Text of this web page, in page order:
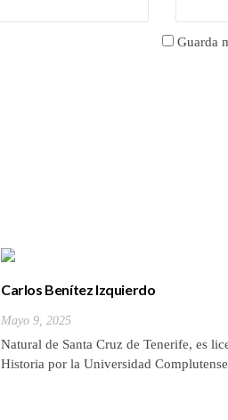
Guarda
Carlos Benítez Izquierdo
Mayo 9, 2025
Natural de Santa Cruz de Tenerife, es
Historia por la Universidad